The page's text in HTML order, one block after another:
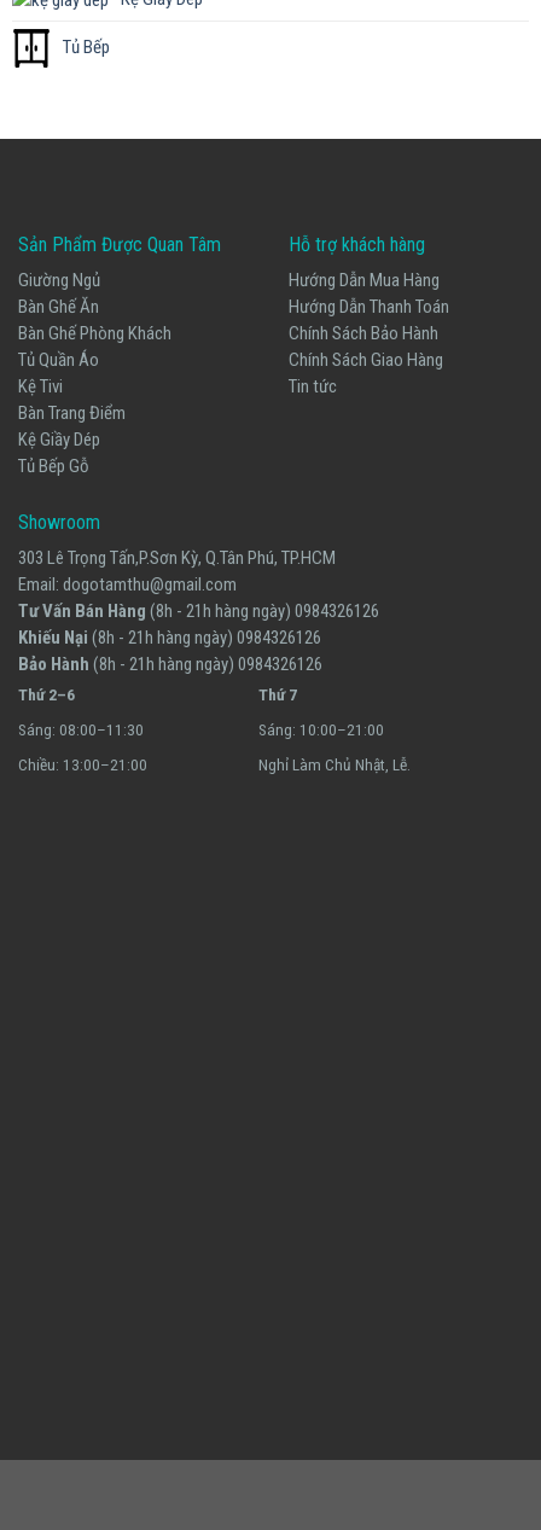
Tủ Bếp
Sản Phẩm Được Quan Tâm
Giường Ngủ
Bàn Ghế Ăn
Bàn Ghế Phòng Khách
Tủ Quần Áo
Kệ Tivi
Bàn Trang Điểm
Kệ Giầy Dép
Tủ Bếp Gỗ
Hỗ trợ khách hàng
Hướng Dẫn Mua Hàng
Hướng Dẫn Thanh Toán
Chính Sách Bảo Hành
Chính Sách Giao Hàng
Tin tức
Showroom
303 Lê Trọng Tấn,P.Sơn Kỳ, Q.Tân Phú, TP.HCM
Email: dogotamthu@gmail.com
Tư Vấn Bán Hàng (8h - 21h hàng ngày) 0984326126
Khiếu Nại (8h - 21h hàng ngày) 0984326126
Bảo Hành (8h - 21h hàng ngày) 0984326126
Thứ 2–6
Thứ 7
Sáng: 08:00–11:30
Sáng: 10:00–21:00
Chiều: 13:00–21:00
Nghỉ Làm Chủ Nhật, Lễ.